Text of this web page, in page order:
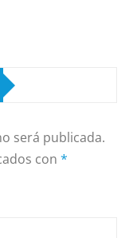
será publicada.
con *